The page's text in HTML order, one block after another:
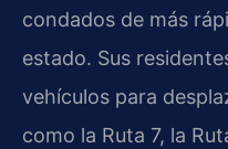
condados de más
estado. Sus
vehículos para
como la Ruta 7, la